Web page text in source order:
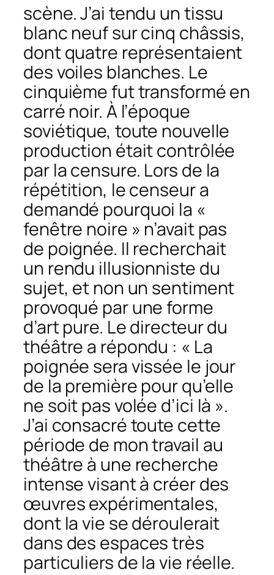
scène. J’ai tendu un tissu
blanc neuf sur cinq châssis,
dont quatre représentaient
des voiles blanches. Le
cinquième fut transformé en
carré noir. À l’époque
soviétique, toute nouvelle
production était contrôlée
par la censure. Lors de la
répétition, le censeur a
demandé pourquoi la «
fenêtre noire » n’avait pas
de poignée. Il recherchait
un rendu illusionniste du
sujet, et non un sentiment
provoqué par une forme
d’art pure. Le directeur du
théâtre a répondu : « La
poignée sera vissée le jour
de la première pour qu’elle
ne soit pas volée d’ici là ».
J’ai consacré toute cette
période de mon travail au
théâtre à une recherche
intense visant à créer des
œuvres expérimentales,
dont la vie se déroulerait
dans des espaces très
particuliers de la vie réelle.